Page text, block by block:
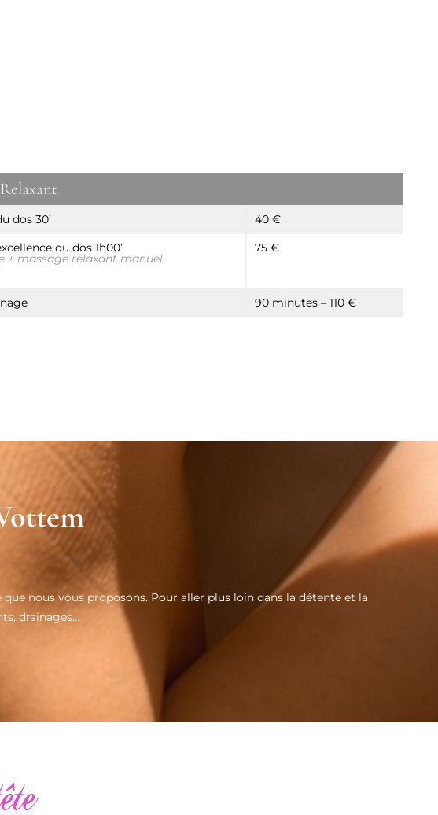
dos 30’
40 €
du dos 1h00’
+ massage relaxant manuel
75 €
90 minutes – 110 €
nous vous proposons. Pour aller plus loin dans la détente et la
drainages…